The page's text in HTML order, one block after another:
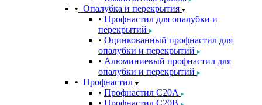
Опалубка и перекрытия
Профнастил для опалубки и
перекрытий
Оцинкованный профнастил для
опалубки и перекрытий
Алюминиевый профнастил для
опалубки и перекрытий
Профнастил
Профнастил С20A
Профнастил С20B